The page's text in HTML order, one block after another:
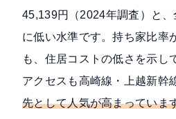
45,139円（2024年調査）
と
に低い水準です。持ち家比率
も、住居コストの低さを示し
アクセスも高崎線・上越新幹
先として人気が高まっていま